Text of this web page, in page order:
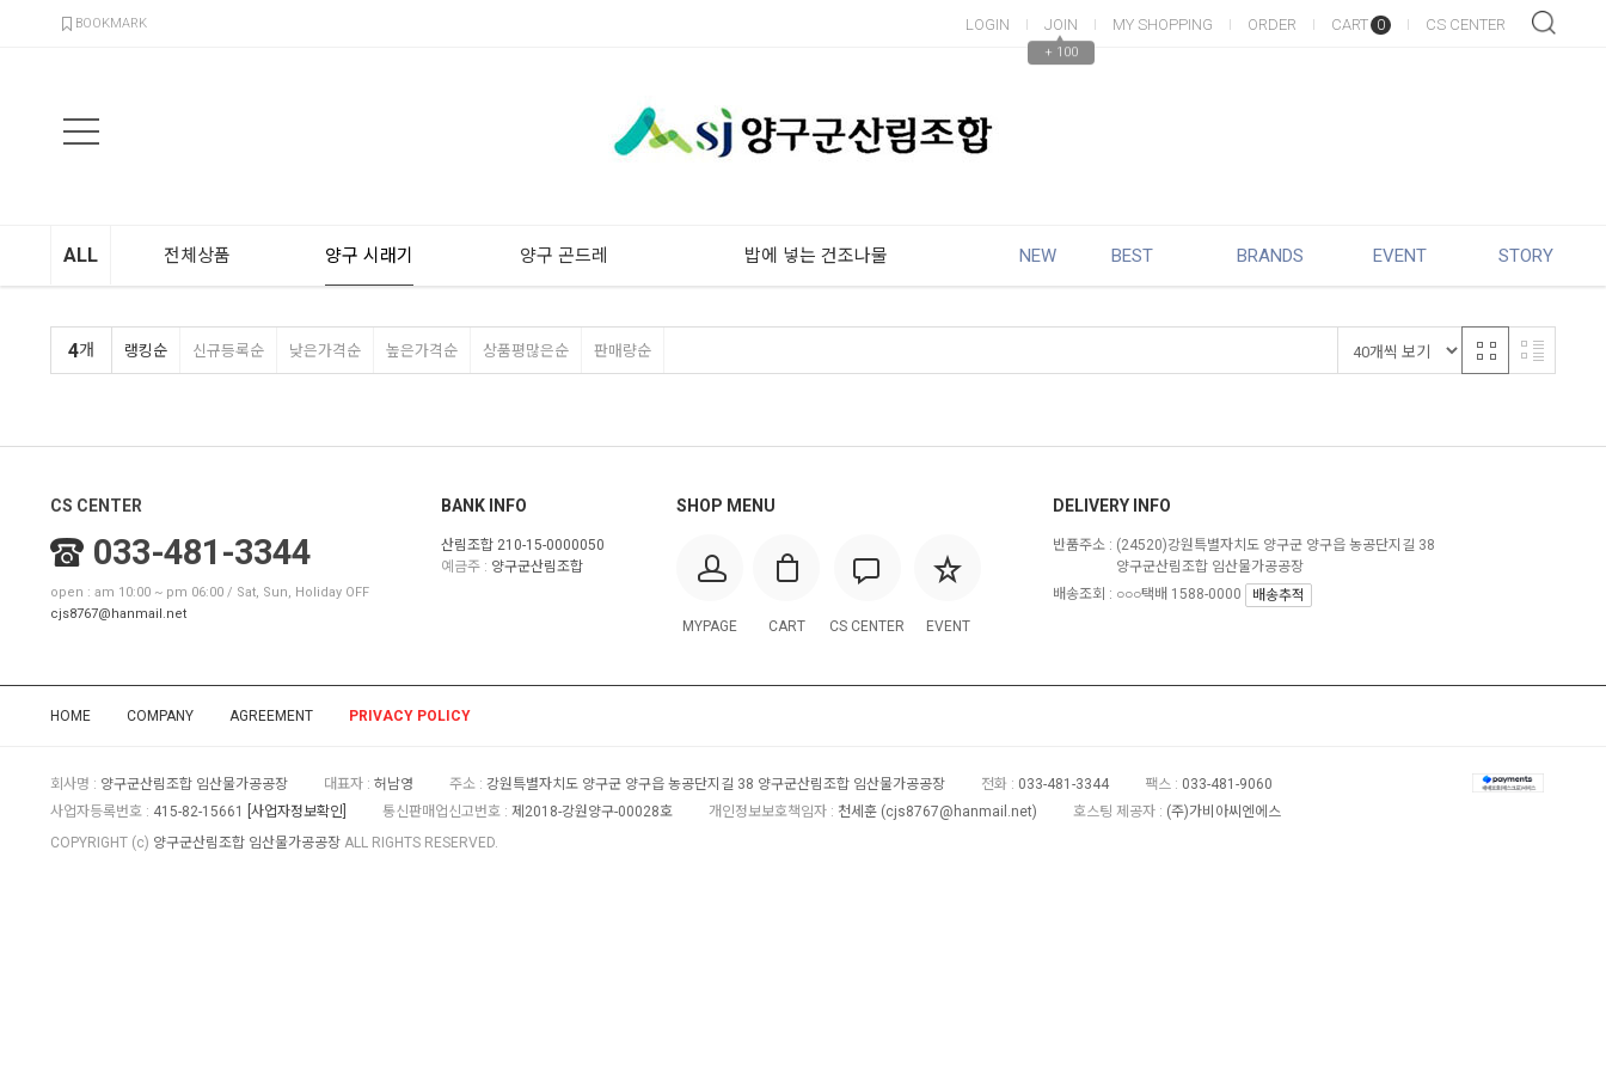
BOOKMARK LOGIN JOIN
▲
+ 100
MY SHOPPING ORDER CART 0 CS CENTER
ALL 전체상품 양구 시래기 양구 곤드레 밥에 넣는 건조나물 NEW BEST BRANDS EVENT STORY
4개 랭킹순 신규등록순 낮은가격순 높은가격순 상품평많은순 판매량순
CS CENTER
033-481-3344
open : am 10:00 ~ pm 06:00 / Sat, Sun, Holiday OFF
cjs8767@hanmail.net
BANK INFO
산림조합 210-15-0000050
예금주 : 양구군산림조합
SHOP MENU
MYPAGE CART CS CENTER EVENT
DELIVERY INFO
반품주소 : (24520)강원특별자치도 양구군 양구읍 농공단지길 38
양구군산림조합 임산물가공공장
배송조회 : ○○○택배 1588-0000
배송추적
HOME COMPANY AGREEMENT PRIVACY POLICY
회사명 : 양구군산림조합 임산물가공공장 대표자 : 허남영 주소 : 강원특별자치도 양구군 양구읍 농공단지길 38 양구군산림조합 임산물가공공장 전화 : 033-481-3344 팩스 : 033-481-9060
사업자등록번호 : 415-82-15661 [사업자정보확인] 통신판매업신고번호 : 제2018-강원양구-00028호 개인정보보호책임자 : 천세훈 (cjs8767@hanmail.net) 호스팅 제공자 : (주)가비아씨엔에스
COPYRIGHT (c) 양구군산림조합 임산물가공공장 ALL RIGHTS RESERVED.